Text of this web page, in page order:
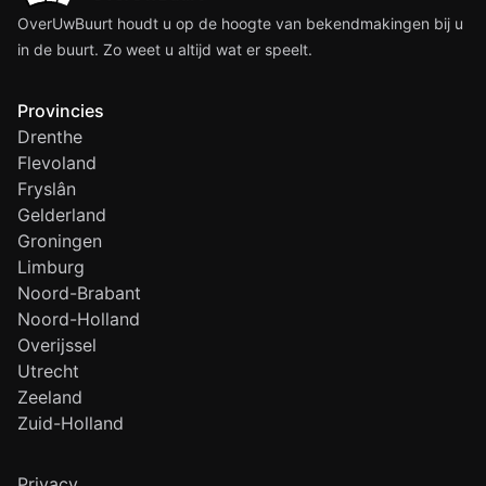
OverUwBuurt houdt u op de hoogte van bekendmakingen bij u
in de buurt. Zo weet u altijd wat er speelt.
Provincies
Drenthe
Flevoland
Fryslân
Gelderland
Groningen
Limburg
Noord-Brabant
Noord-Holland
Overijssel
Utrecht
Zeeland
Zuid-Holland